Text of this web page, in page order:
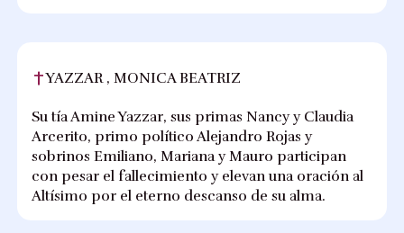
YAZZAR , MONICA BEATRIZ
Su tía Amine Yazzar, sus primas Nancy y Claudia
Arcerito, primo político Alejandro Rojas y
sobrinos Emiliano, Mariana y Mauro participan
con pesar el fallecimiento y elevan una oración al
Altísimo por el eterno descanso de su alma.